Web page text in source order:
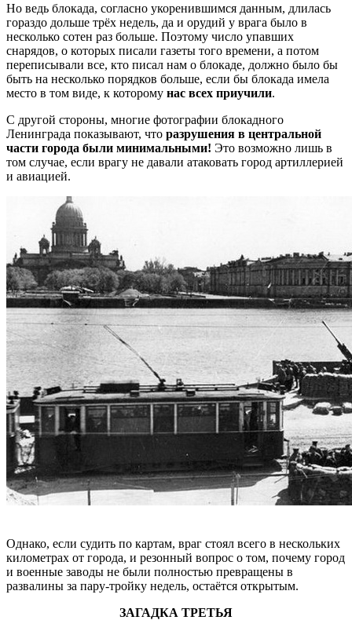
Но ведь блокада, согласно укоренившимся данным, длилась
гораздо дольше трёх недель, да и орудий у врага было в
несколько сотен раз больше. Поэтому число упавших
снарядов, о которых писали газеты того времени, а потом
переписывали все, кто писал нам о блокаде, должно было бы
быть на несколько порядков больше, если бы блокада имела
место в том виде, к которому нас всех приучили.
С другой стороны, многие фотографии блокадного
Ленинграда показывают, что разрушения в центральной
части города были минимальными! Это возможно лишь в
том случае, если врагу не давали атаковать город артиллерией
и авиацией.
Однако, если судить по картам, враг стоял всего в нескольких
километрах от города, и резонный вопрос о том, почему город
и военные заводы не были полностью превращены в
развалины за пару-тройку недель, остаётся открытым.
ЗАГАДКА ТРЕТЬЯ